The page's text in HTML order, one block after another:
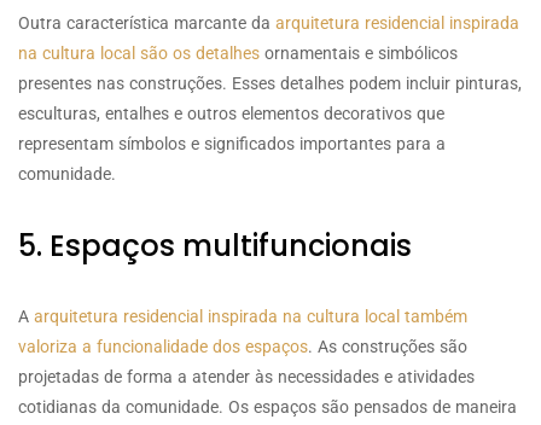
Outra característica marcante da arquitetura residencial inspirada
na cultura local são os detalhes ornamentais e simbólicos
presentes nas construções. Esses detalhes podem incluir pinturas,
esculturas, entalhes e outros elementos decorativos que
representam símbolos e significados importantes para a
comunidade.
5. Espaços multifuncionais
A arquitetura residencial inspirada na cultura local também
valoriza a funcionalidade dos espaços. As construções são
projetadas de forma a atender às necessidades e atividades
cotidianas da comunidade. Os espaços são pensados de maneira